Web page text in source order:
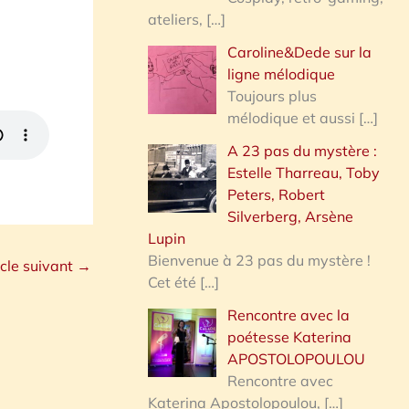
suivant →
ateliers, […]
Caroline&Dede sur la
ligne mélodique
Toujours plus
mélodique et aussi […]
A 23 pas du mystère :
Estelle Tharreau, Toby
Peters, Robert
Silverberg, Arsène
Lupin
Bienvenue à 23 pas du mystère !
Cet été […]
Rencontre avec la
poétesse Katerina
APOSTOLOPOULOU
Rencontre avec
Katerina Apostolopoulou, […]